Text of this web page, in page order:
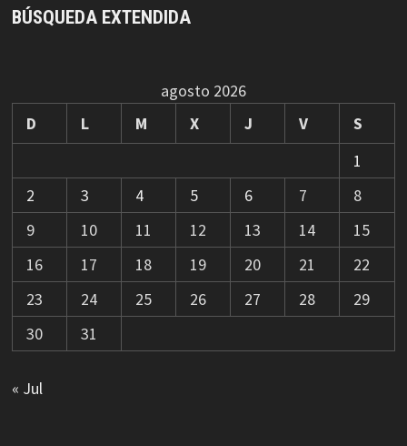
BÚSQUEDA EXTENDIDA
agosto 2026
D
L M X J V
S
1
2
3 4 5 6 7
8
9
10 11 12 13 14
15
16
17 18 19 20 21
22
23
24 25 26 27 28
29
30
31
« Jul